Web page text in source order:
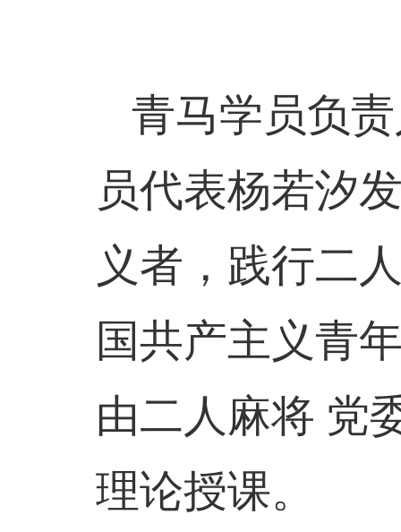
青马学员负
员代表杨若汐发
义者，践行二
国共产主义青
由二人麻将 党
理论授课。